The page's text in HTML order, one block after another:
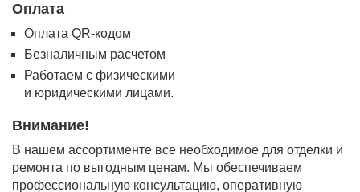
Оплата
Оплата QR-кодом
Безналичным расчетом
Работаем с физическими
и юридическими лицами.
Внимание!
В нашем ассортименте все необходимое для отделки и
ремонта по выгодным ценам. Мы обеспечиваем
профессиональную консультацию, оперативную